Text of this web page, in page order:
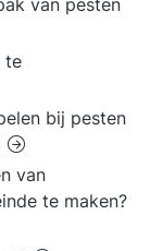
van pesten
te
bij pesten
van
te maken?